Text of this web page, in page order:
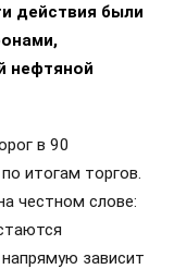
действия были
нефтяной
в 90
итогам торгов.
честном слове:
зависит